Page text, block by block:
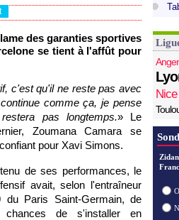
des garanties sportives
se tient à l'affût pour
c'est qu'il ne reste pas avec
comme ça, je pense
pas longtemps.» Le
Zoumana Camara se
pour Xavi Simons.
de ses performances, le
avait, selon l'entraîneur
du Paris Saint-Germain, de
chances de s'installer en
Nice